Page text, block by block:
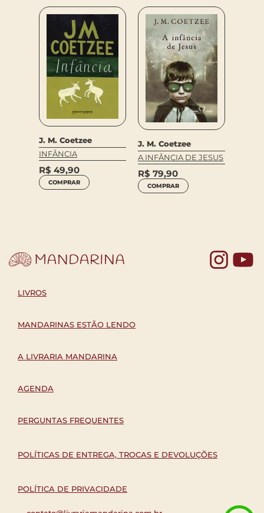
J. M. Coetzee
INFÂNCIA
R$ 49,90
COMPRAR
J. M. Coetzee
A INFÂNCIA DE JESUS
R$ 79,90
COMPRAR
LIVROS
MANDARINAS ESTÃO LENDO
A LIVRARIA MANDARINA
AGENDA
PERGUNTAS FREQUENTES
POLÍTICAS DE ENTREGA, TROCAS E DEVOLUÇÕES
POLÍTICA DE PRIVACIDADE